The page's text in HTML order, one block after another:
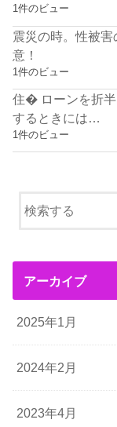
1件のビュー
震災の時。性被
意！
1件のビュー
住� ローンを折
するときには…
1件のビュー
アーカイブ
2025年1月
2024年2月
2023年4月